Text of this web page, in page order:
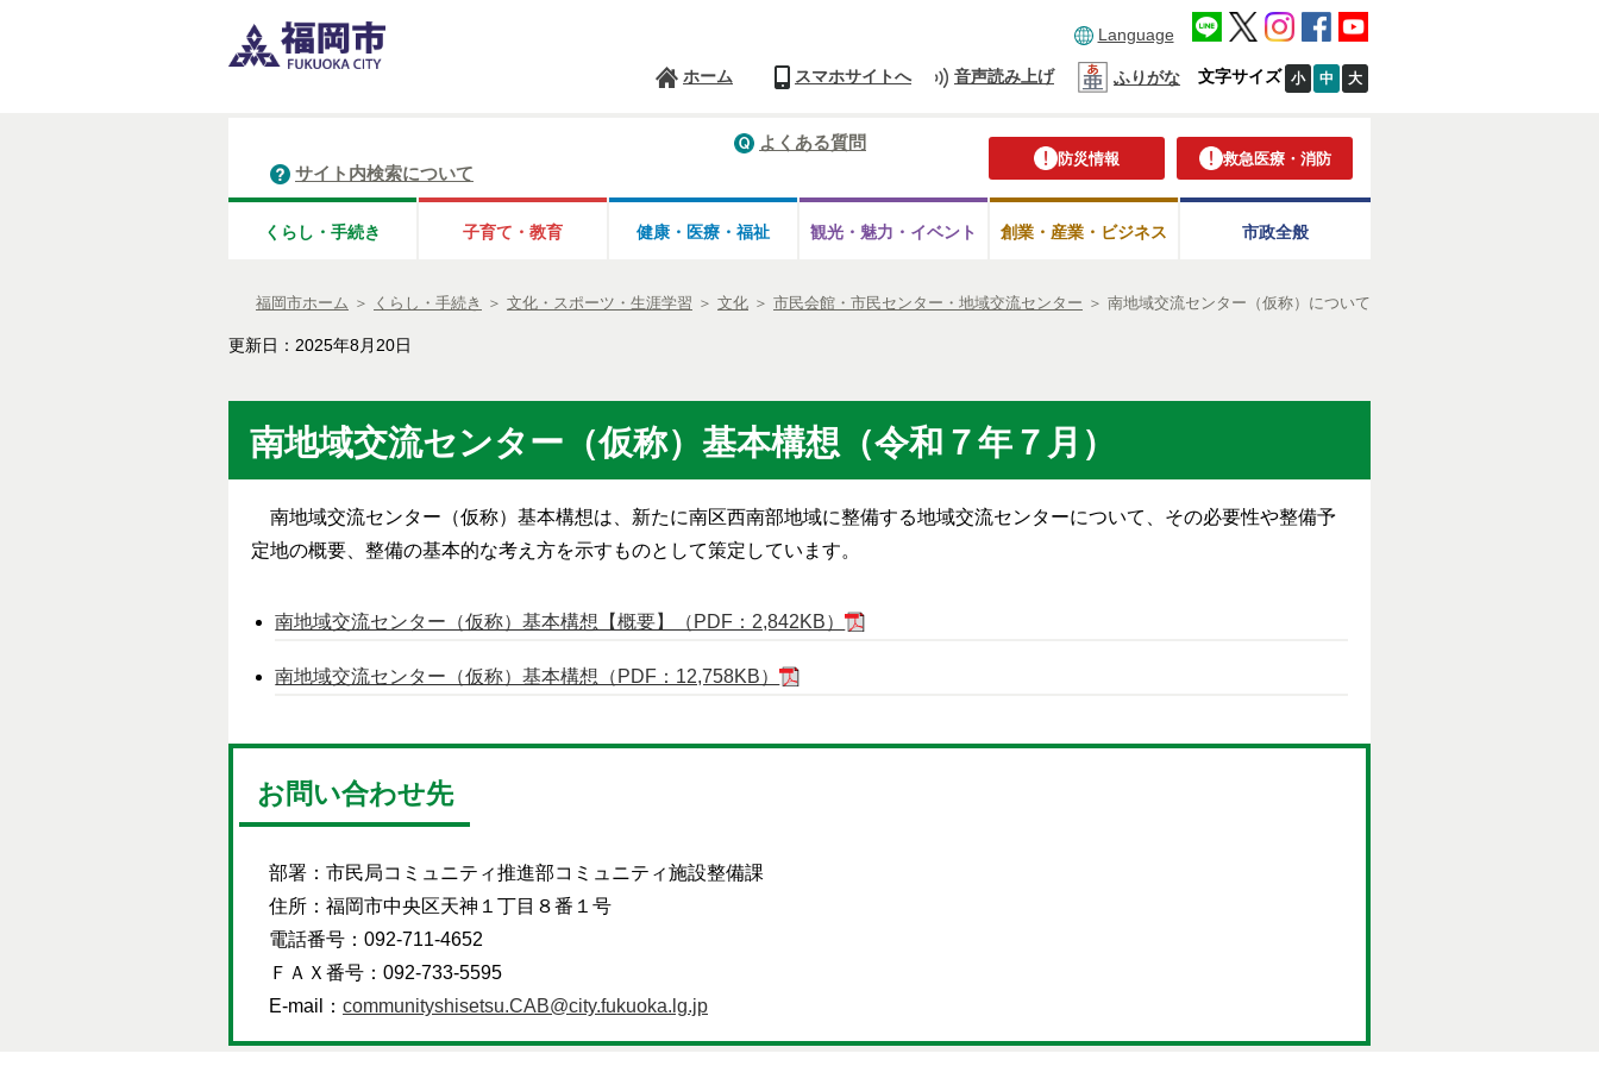
Language
ホーム スマホサイトへ 音声読み上げ ふりがな 文字サイズ 小 中 大
防災情報 救急医療・消防
よくある質問
サイト内検索について
くらし・手続き 子育て・教育 健康・医療・ 福祉 観光・魅力・ イベント 創業・産業・ビジネス 市政全般
福岡市ホーム ＞ くらし・手続き ＞ 文化・スポーツ・生涯学習 ＞ 文化 ＞ 市民会館・市民センター・地域交流センター ＞ 南地域交流センター（仮称）について
更新日：2025年8月20日
南地域交流センター（仮称）基本構想（令和７年７月）
南地域交流センター（仮称）基本構想は、新たに南区西南部地域に整備する地域交流センターについて、その必要性や整備予
定地の概要、整備の基本的な考え方を示すものとして策定しています。
南地域交流センター（仮称）基本構想【概要】（PDF：2,842KB）
南地域交流センター（仮称）基本構想（PDF：12,758KB）
お問い合わせ先
部署： 市民局コミュニティ推進部コミュニティ施設整備課
住所： 福岡市中央区天神１丁目８番１号
電話番号： 092-711-4652
ＦＡＸ番号： 092-733-5595
E-mail： communityshisetsu.CAB@city.fukuoka.lg.jp